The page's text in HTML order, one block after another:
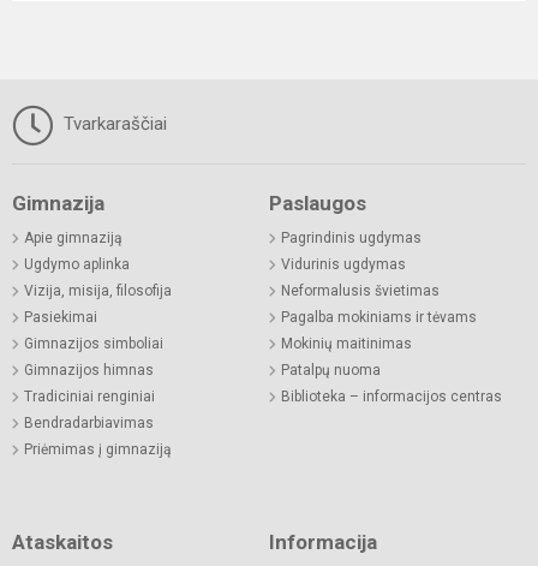
Tvarkaraščiai
Gimnazija
Apie gimnaziją
Ugdymo aplinka
Vizija, misija, filosofija
Pasiekimai
Gimnazijos simboliai
Gimnazijos himnas
Tradiciniai renginiai
Bendradarbiavimas
Priėmimas į gimnaziją
Paslaugos
Pagrindinis ugdymas
Vidurinis ugdymas
Neformalusis švietimas
Pagalba mokiniams ir tėvams
Mokinių maitinimas
Patalpų nuoma
Biblioteka – informacijos centras
Ataskaitos Informacija